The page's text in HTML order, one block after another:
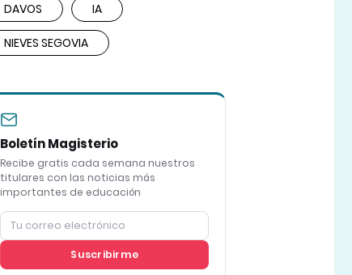
DAVOS IA
NIEVES SEGOVIA
Boletín Magisterio
Recibe gratis cada semana nuestros
titulares con las noticias más
importantes de educación
Suscribirme